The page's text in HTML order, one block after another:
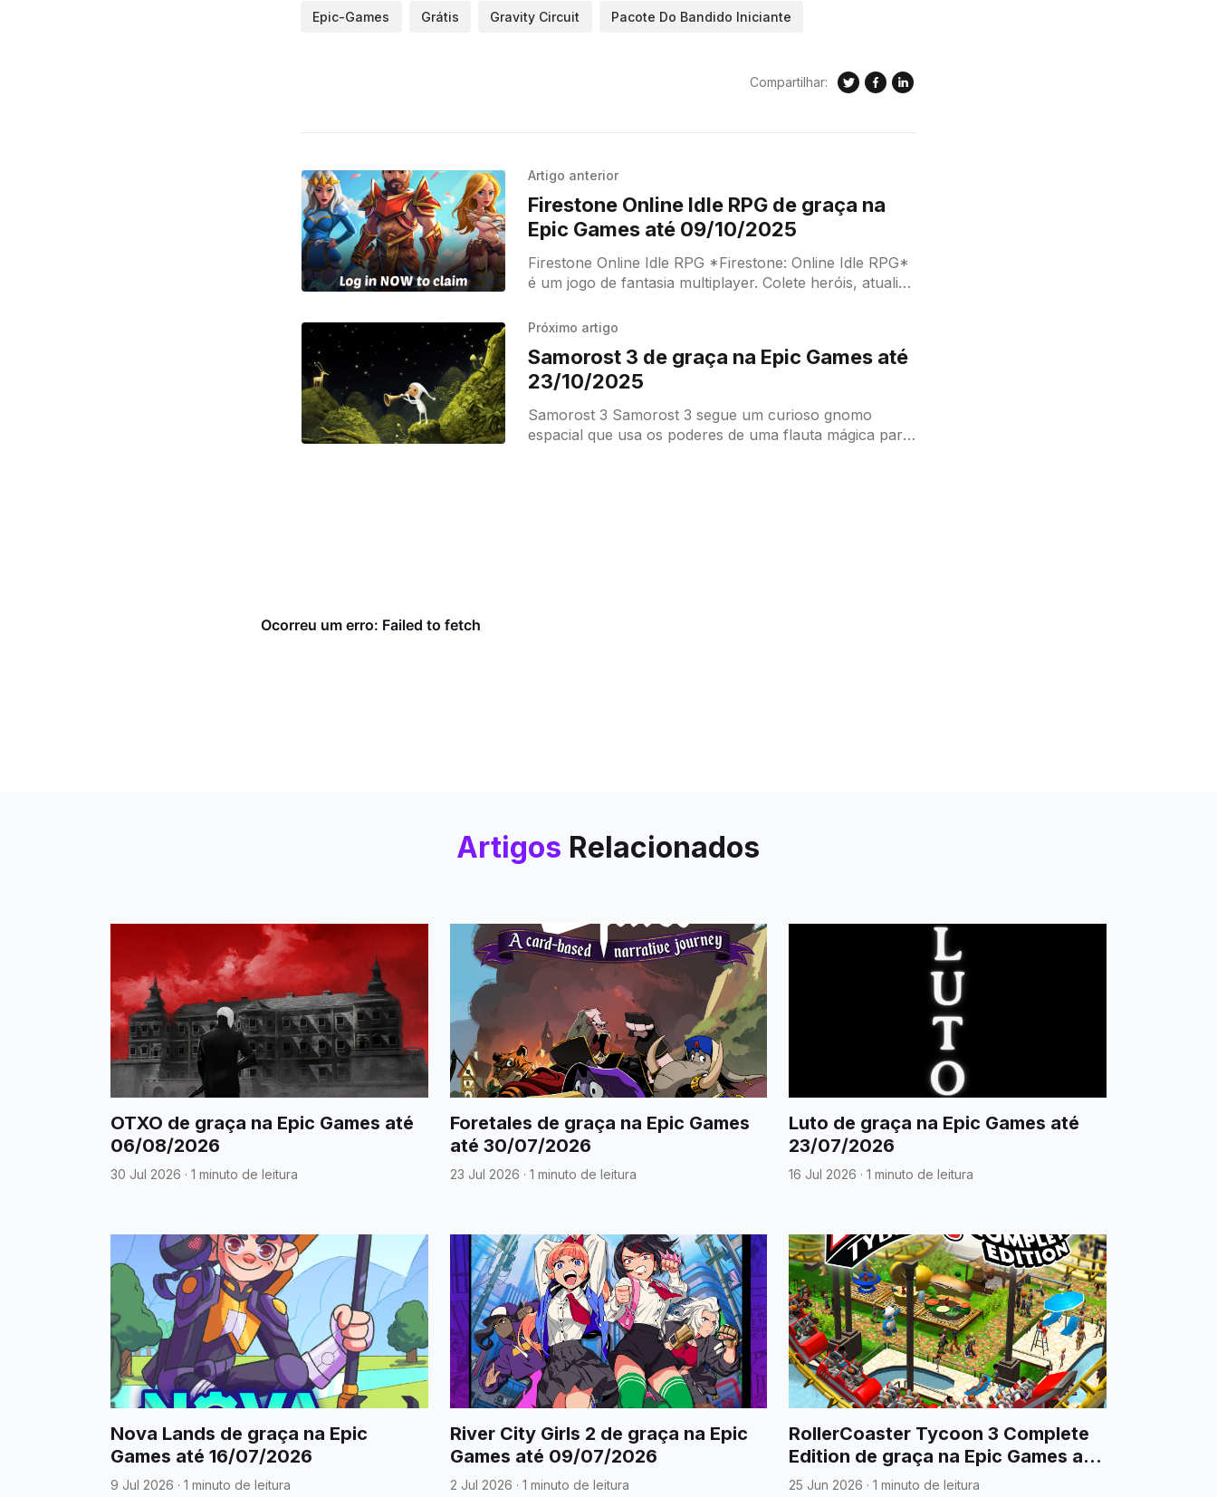
Epic-Games Grátis Gravity Circuit Pacote Do Bandido Iniciante
Compartilhar:
Artigo anterior
Firestone Online Idle RPG de graça na
Epic Games até 09/10/2025
Firestone Online Idle RPG *Firestone: Online Idle RPG*
é um jogo de fantasia multiplayer. Colete heróis, atualize
batalhas
Próximo artigo
Samorost 3 de graça na Epic Games até
23/10/2025
Samorost 3 Samorost 3 segue um curioso gnomo
espacial que usa os poderes de uma flauta mágica para
Artigos Relacionados
OTXO de graça na Epic Games até
06/08/2026
30 Jul 2026 · 1 minuto de leitura
Foretales de graça na Epic Games
até 30/07/2026
23 Jul 2026 · 1 minuto de leitura
Luto de graça na Epic Games até
23/07/2026
16 Jul 2026 · 1 minuto de leitura
Nova Lands de graça na Epic
Games até 16/07/2026
9 Jul 2026 · 1 minuto de leitura
River City Girls 2 de graça na Epic
Games até 09/07/2026
2 Jul 2026 · 1 minuto de leitura
RollerCoaster Tycoon 3 Complete
Edition de graça na Epic Games até
02/07/2026
25 Jun 2026 · 1 minuto de leitura